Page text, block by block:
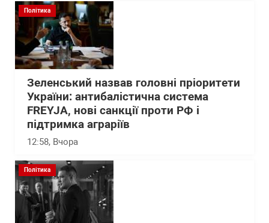
Політика
Зеленський назвав головні пріоритети
України: антибалістична система
FREYJA, нові санкції проти РФ і
підтримка аграріїв
12:58, Вчора
Політика